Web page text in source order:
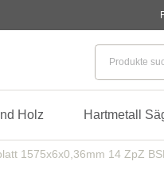
Holz Hartmetall
1575x6x0,36mm 14 ZpZ